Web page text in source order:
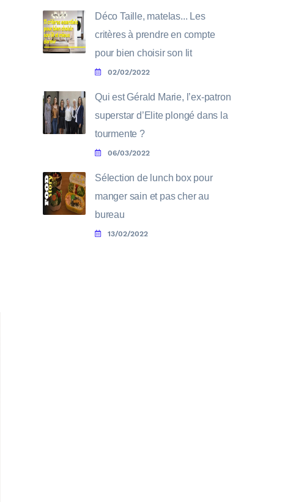
Déco Taille, matelas... Les
critères à prendre en compte
pour bien choisir son lit
02/02/2022
Qui est Gérald Marie, l’ex-patron
superstar d’Elite plongé dans la
tourmente ?
06/03/2022
Sélection de lunch box pour
manger sain et pas cher au
bureau
13/02/2022